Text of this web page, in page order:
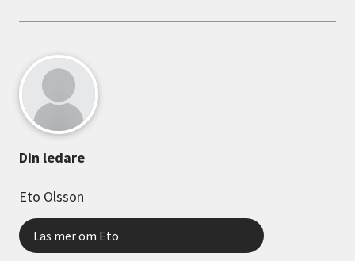
Din ledare
Eto Olsson
Läs mer om Eto